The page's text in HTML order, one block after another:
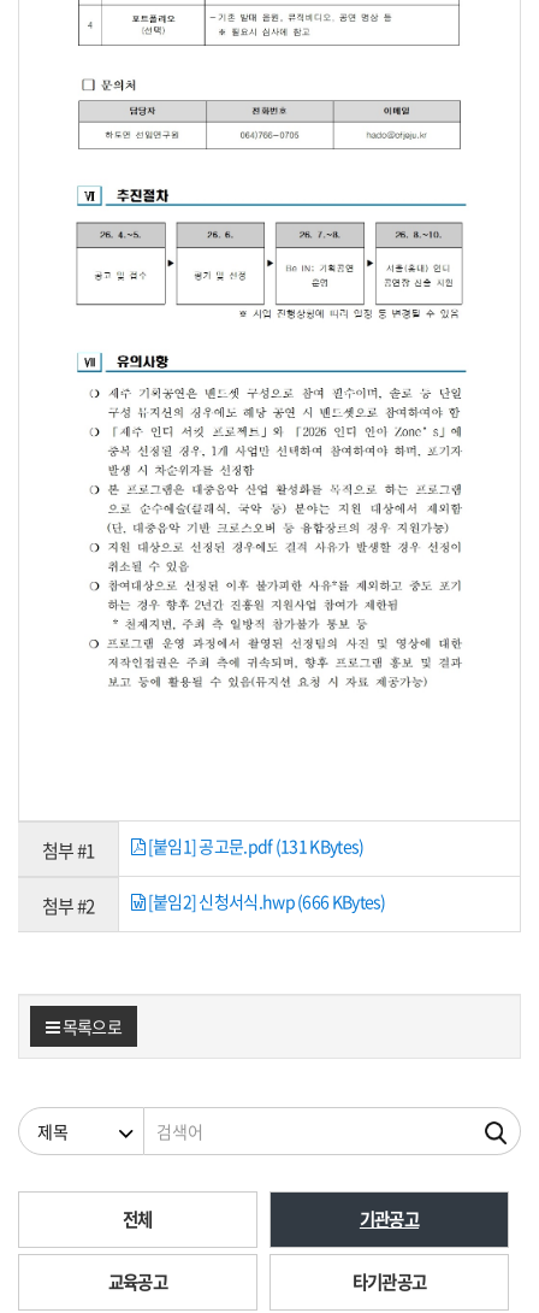
첨부 #1 [붙임1] 공고문.pdf (131 KBytes)
첨부 #2 [붙임2] 신청서식.hwp (666 KBytes)
목록으로
검색조건 검색어
전체 기관공고
교육공고 타기관공고